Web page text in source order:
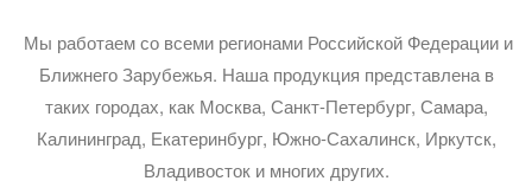
Мы работаем со всеми регионами Российской Федерации и
Ближнего Зарубежья. Наша продукция представлена в
таких городах, как Москва, Санкт-Петербург, Самара,
Калининград, Екатеринбург, Южно-Сахалинск, Иркутск,
Владивосток и многих других.